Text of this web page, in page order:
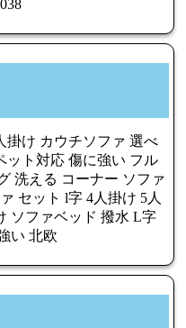
掛け カウチソファ 選べ
ット対応 傷に強い フル
洗える コーナー ソファ
セット l字 4人掛け 5人
ソファベッド 撥水 L字
い 北欧